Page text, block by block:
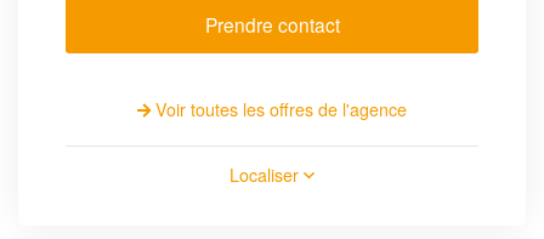
Prendre contact
Voir toutes les offres de l'agence
Localiser